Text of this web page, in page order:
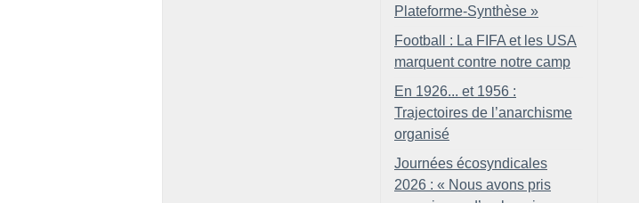
Plateforme-Synthèse »
Football : La FIFA et les USA
marquent contre notre camp
En 1926... et 1956 :
Trajectoires de l’anarchisme
organisé
Journées écosyndicales
2026 : « Nous avons pris